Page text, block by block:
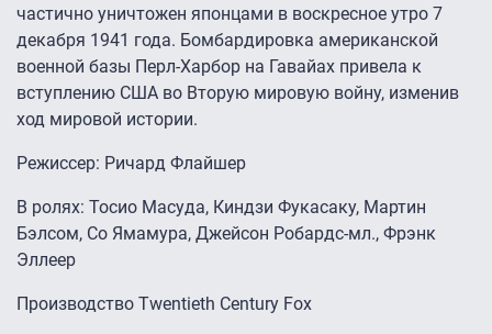
частично уничтожен японцами в воскресное утро 7
декабря 1941 года. Бомбардировка американской
военной базы Перл-Харбор на Гавайах привела к
вступлению США во Вторую мировую войну, изменив
ход мировой истории.
Режиссер: Ричард Флайшер
В ролях: Тосио Масуда, Киндзи Фукасаку, Мартин
Бэлсом, Со Ямамура, Джейсон Робардс-мл., Фрэнк
Эллеер
Производство Twentieth Century Fox